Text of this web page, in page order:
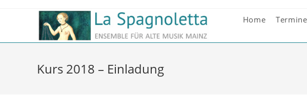
Home Termine
Kurs 2018 – Einladung